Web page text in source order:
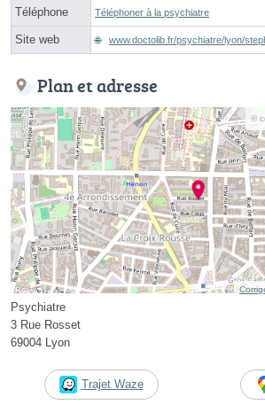
Téléphone Téléphoner à la psychiatre
Site web www.doctolib.fr/psychiatre/lyon/
Plan et adresse
©
Psychiatre
3 Rue Rosset
69004 Lyon
Trajet Waze